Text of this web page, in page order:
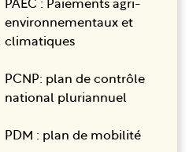
PAEC : Paiements agri-
environnementaux et
climatiques
PCNP: plan de contrôle
national pluriannuel
PDM : plan de mobilité